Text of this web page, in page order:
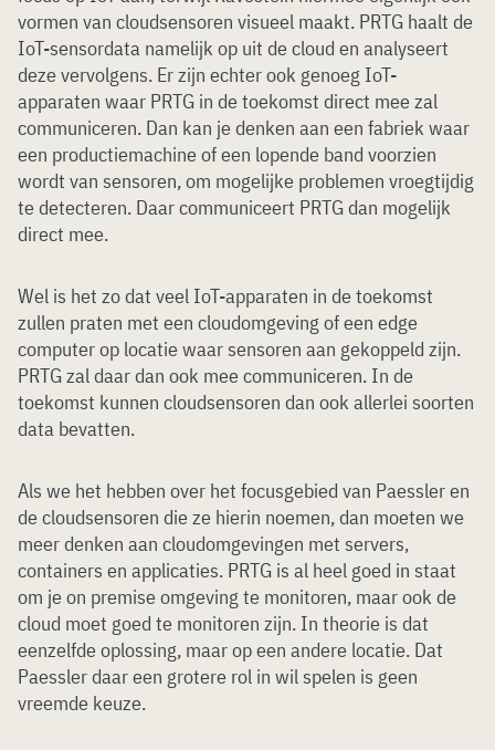
vormen van cloudsensoren visueel maakt. PRTG haalt de
IoT-sensordata namelijk op uit de cloud en analyseert
deze vervolgens. Er zijn echter ook genoeg IoT-
apparaten waar PRTG in de toekomst direct mee zal
communiceren. Dan kan je denken aan een fabriek waar
een productiemachine of een lopende band voorzien
wordt van sensoren, om mogelijke problemen vroegtijdig
te detecteren. Daar communiceert PRTG dan mogelijk
direct mee.
Wel is het zo dat veel IoT-apparaten in de toekomst
zullen praten met een cloudomgeving of een edge
computer op locatie waar sensoren aan gekoppeld zijn.
PRTG zal daar dan ook mee communiceren. In de
toekomst kunnen cloudsensoren dan ook allerlei soorten
data bevatten.
Als we het hebben over het focusgebied van Paessler en
de cloudsensoren die ze hierin noemen, dan moeten we
meer denken aan cloudomgevingen met servers,
containers en applicaties. PRTG is al heel goed in staat
om je on premise omgeving te monitoren, maar ook de
cloud moet goed te monitoren zijn. In theorie is dat
eenzelfde oplossing, maar op een andere locatie. Dat
Paessler daar een grotere rol in wil spelen is geen
vreemde keuze.